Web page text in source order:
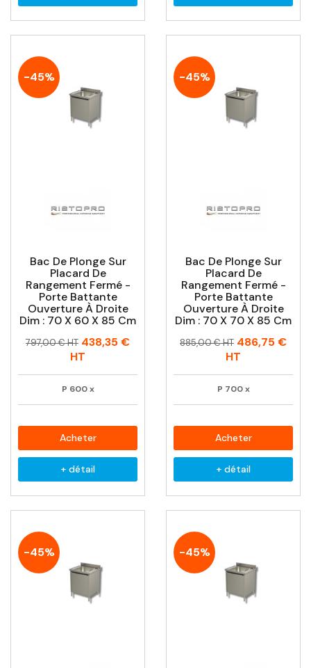
-45%
Bac De Plonge Sur
Placard De
Rangement Fermé -
Porte Battante
Ouverture À Droite
Dim : 70 X 60 X 85 Cm
Prix
Prix
797,00 € HT 438,35 €
HT
P 600 x
Acheter
+ détail
-45%
Bac De Plonge Sur
Placard De
Rangement Fermé -
Porte Battante
Ouverture À Droite
Dim : 70 X 70 X 85 Cm
Prix
Prix
885,00 € HT 486,75 €
HT
P 700 x
Acheter
+ détail
-45% -45%